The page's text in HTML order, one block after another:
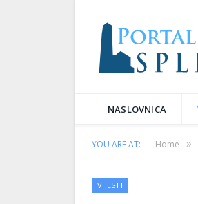
NASLOVNICA
YOU ARE AT: Home »
VIJESTI